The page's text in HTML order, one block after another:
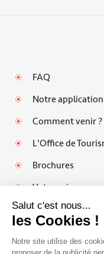
FAQ
Notre
Comment venir ?
L'Office de
Brochures
Votre avis
Salut c'est nous...
les Cookies !
Notre site utilise des
proposer de la publicité